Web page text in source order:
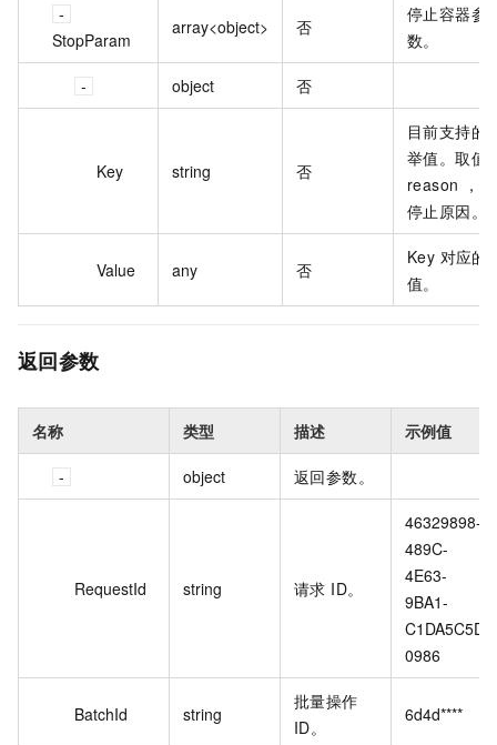
StopParam
array<object> 否
停止容器参
数。
object 否
Key string 否
目前支持的
举值。取值
reason ，
停止原因。
Value any 否
Key 对应的
值。
返回参数
名称 类型 描述 示例值
object 返回参数。
RequestId string 请求 ID。
46329898-
489C-
4E63-
9BA1-
C1DA5C5D
0986
BatchId string
批量操作
ID。
6d4d****